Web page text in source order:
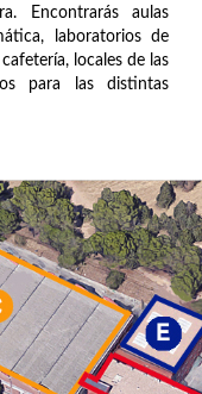
Encontrarás aulas
laboratorios de
locales de las
para las distintas